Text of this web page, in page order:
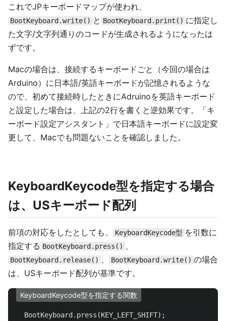
これでJPキーボードマップが使われ、
BootKeyboard.write() と BootKeyboard.print() に指定し
た文字/文字列通りのコードが生成されるようになったは
ずです。
Macの場合は、接続するキーボードごと（今回の場合は
Arduino）に日本語/英語キーボードが記憶されるような
ので、初めて接続時したときにAdruinoを英語キーボード
と設定した場合は、上記の2行を書くと逆効果です。「キ
ーボード設定アシスタント」で日本語キーボードに設定変
更して、Macでも問題ないことを確認しました。
KeyboardKeycode型を指定する場合
は、USキーボード配列
前項の対応をしたとしても、 KeyboardKeycode型 を引数に
指定する BootKeyboard.press() 、
BootKeyboard.release() 、 BootKeyboard.write() の場合
は、USキーボード配列が基準です。
KeyboardKeycode型を指定する関数
BootKeyboard . press (KEY_LEFT_SHIFT);